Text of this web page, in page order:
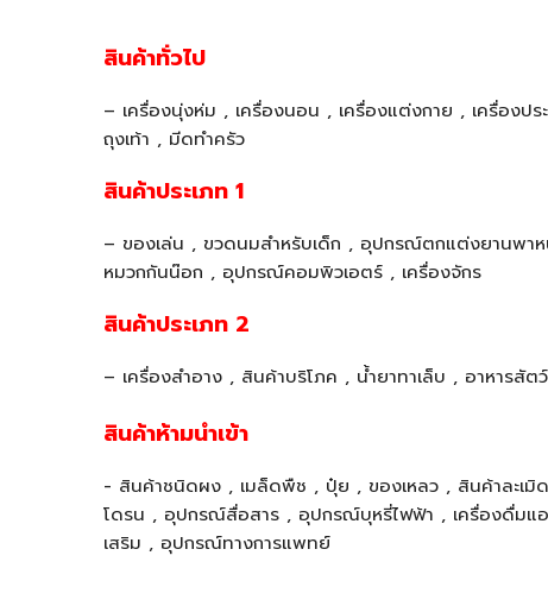
สินค้าทั่วไป
– เครื่องนุ่งห่ม , เครื่องนอน , เครื่องแต่งกาย , เครื่องป
ถุงเท้า , มีดทำครัว
สินค้าประเภท 1
– ของเล่น , ขวดนมสำหรับเด็ก , อุปกรณ์ตกแต่งยานพ
หมวกกันน๊อก , อุปกรณ์คอมพิวเอตร์ , เครื่องจักร
สินค้าประเภท 2
– เครื่องสำอาง , สินค้าบริโภค , น้ำยาทาเล็บ , อาหาร
สินค้าห้ามนำเข้า
- สินค้าชนิดผง , เมล็ดพืช , ปุ๋ย , ของเหลว , สินค้าละเ
โดรน , อุปกรณ์สื่อสาร , อุปกรณ์บุหรี่ไฟฟ้า , เครื่องดื่มแ
เสริม , อุปกรณ์ทางการแพทย์